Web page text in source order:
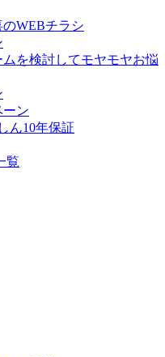
WEBチラシ
を検討してモヤモヤお悩
ーン
ん10年保証
覧